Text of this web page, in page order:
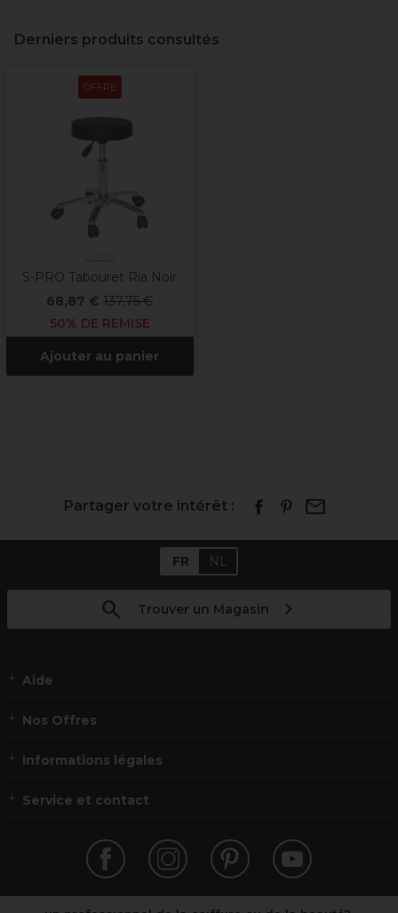
Derniers produits consultés
OFFRE
S-PRO Tabouret Ria Noir
68,87 € 137,75 €
50% DE REMISE
Ajouter au panier
Partager votre intérêt :
FR NL
Trouver un Magasin
Aide
Nos Offres
Informations légales
Service et contact